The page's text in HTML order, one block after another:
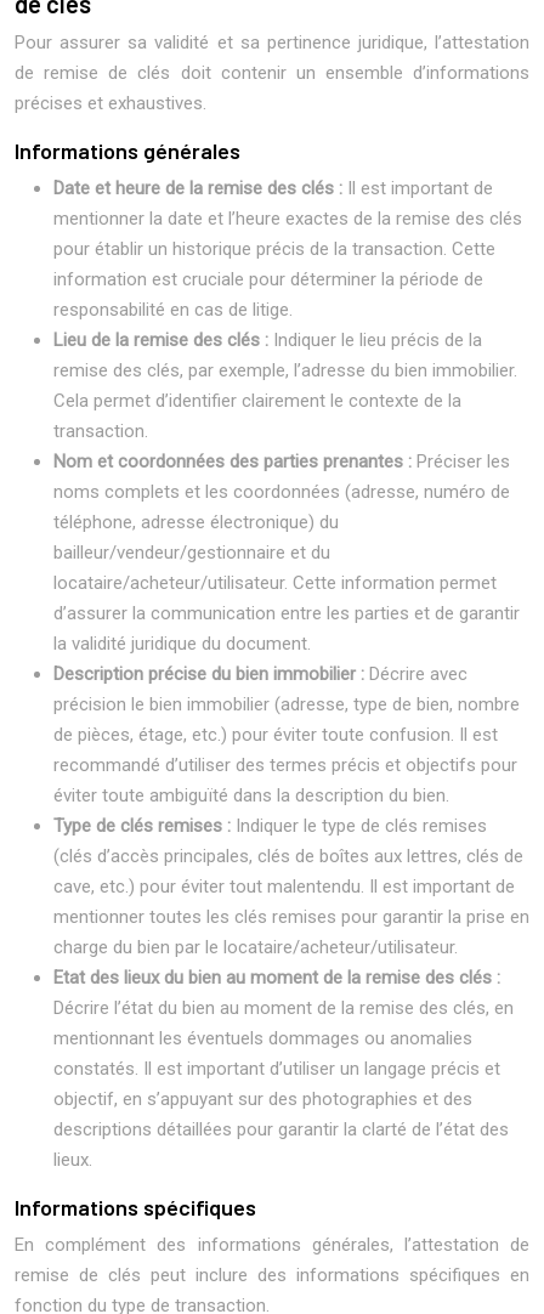
Pour assurer sa validité et sa pertinence juridique, l’attestation
de remise de clés doit contenir un ensemble d’informations
précises et exhaustives.
Informations générales
Date et heure de la remise des clés : Il est important de
mentionner la date et l’heure exactes de la remise des clés
pour établir un historique précis de la transaction. Cette
information est cruciale pour déterminer la période de
responsabilité en cas de litige.
Lieu de la remise des clés : Indiquer le lieu précis de la
remise des clés, par exemple, l’adresse du bien immobilier.
Cela permet d’identifier clairement le contexte de la
transaction.
Nom et coordonnées des parties prenantes : Préciser les
noms complets et les coordonnées (adresse, numéro de
téléphone, adresse électronique) du
bailleur/vendeur/gestionnaire et du
locataire/acheteur/utilisateur. Cette information permet
d’assurer la communication entre les parties et de garantir
la validité juridique du document.
Description précise du bien immobilier : Décrire avec
précision le bien immobilier (adresse, type de bien, nombre
de pièces, étage, etc.) pour éviter toute confusion. Il est
recommandé d’utiliser des termes précis et objectifs pour
éviter toute ambiguïté dans la description du bien.
Type de clés remises : Indiquer le type de clés remises
(clés d’accès principales, clés de boîtes aux lettres, clés de
cave, etc.) pour éviter tout malentendu. Il est important de
mentionner toutes les clés remises pour garantir la prise en
charge du bien par le locataire/acheteur/utilisateur.
Etat des lieux du bien au moment de la remise des clés :
Décrire l’état du bien au moment de la remise des clés, en
mentionnant les éventuels dommages ou anomalies
constatés. Il est important d’utiliser un langage précis et
objectif, en s’appuyant sur des photographies et des
descriptions détaillées pour garantir la clarté de l’état des
lieux.
Informations spécifiques
En complément des informations générales, l’attestation de
remise de clés peut inclure des informations spécifiques en
fonction du type de transaction.